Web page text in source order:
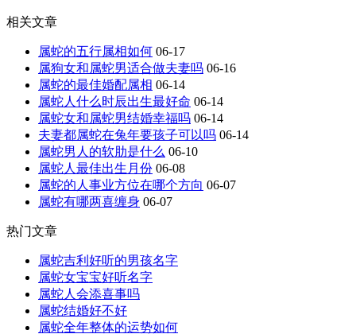
相关文章
属蛇的五行属相如何 06-17
属狗女和属蛇男适合做夫妻吗 06-16
属蛇的最佳婚配属相 06-14
属蛇人什么时辰出生最好命 06-14
属蛇女和属蛇男结婚幸福吗 06-14
夫妻都属蛇在兔年要孩子可以吗 06-14
属蛇男人的软肋是什么 06-10
属蛇人最佳出生月份 06-08
属蛇的人事业方位在哪个方向 06-07
属蛇有哪两喜缠身 06-07
热门文章
属蛇吉利好听的男孩名字
属蛇女宝宝好听名字
属蛇人会添喜事吗
属蛇结婚好不好
属蛇全年整体的运势如何